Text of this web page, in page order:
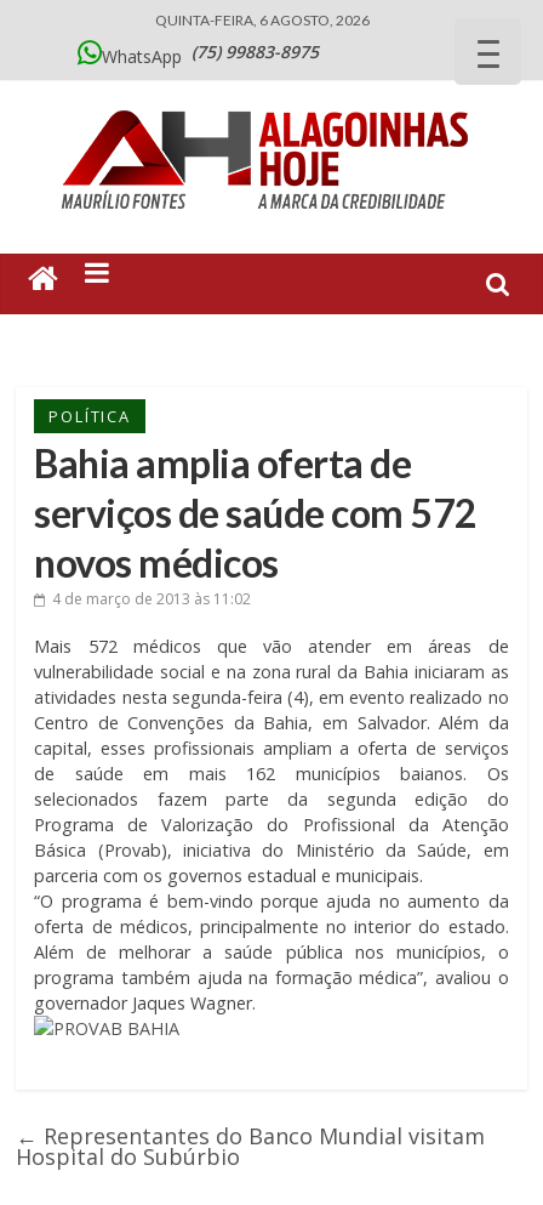
QUINTA-FEIRA, 6 AGOSTO, 2026
WhatsApp (75) 99883-8975
POLÍTICA
Bahia amplia oferta de
serviços de saúde com 572
novos médicos
4 de março de 2013 às 11:02
Mais 572 médicos que vão atender em áreas de
vulnerabilidade social e na zona rural da Bahia iniciaram as
atividades nesta segunda-feira (4), em evento realizado no
Centro de Convenções da Bahia, em Salvador. Além da
capital, esses profissionais ampliam a oferta de serviços
de saúde em mais 162 municípios baianos. Os
selecionados fazem parte da segunda edição do
Programa de Valorização do Profissional da Atenção
Básica (Provab), iniciativa do Ministério da Saúde, em
parceria com os governos estadual e municipais.
“O programa é bem-vindo porque ajuda no aumento da
oferta de médicos, principalmente no interior do estado.
Além de melhorar a saúde pública nos municípios, o
programa também ajuda na formação médica”, avaliou o
governador Jaques Wagner.
← Representantes do Banco Mundial visitam
Hospital do Subúrbio